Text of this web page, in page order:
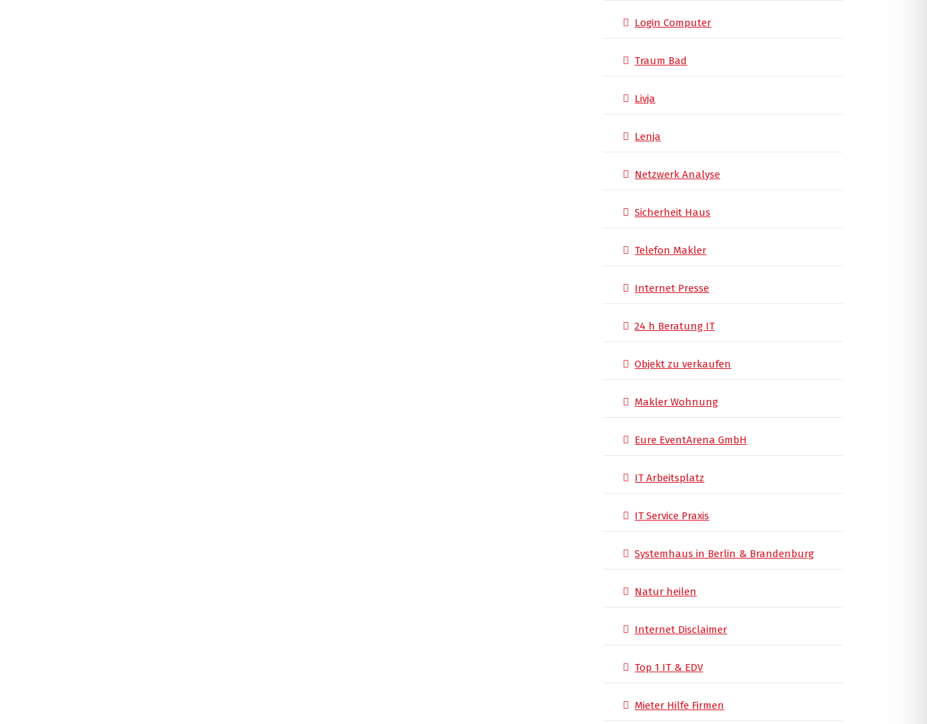
Login Computer
Traum Bad
Livja
Lenja
Netzwerk Analyse
Sicherheit Haus
Telefon Makler
Internet Presse
24 h Beratung IT
Objekt zu verkaufen
Makler Wohnung
Eure EventArena GmbH
IT Arbeitsplatz
IT Service Praxis
Systemhaus in Berlin & Brandenburg
Natur heilen
Internet Disclaimer
Top 1 IT & EDV
Mieter Hilfe Firmen